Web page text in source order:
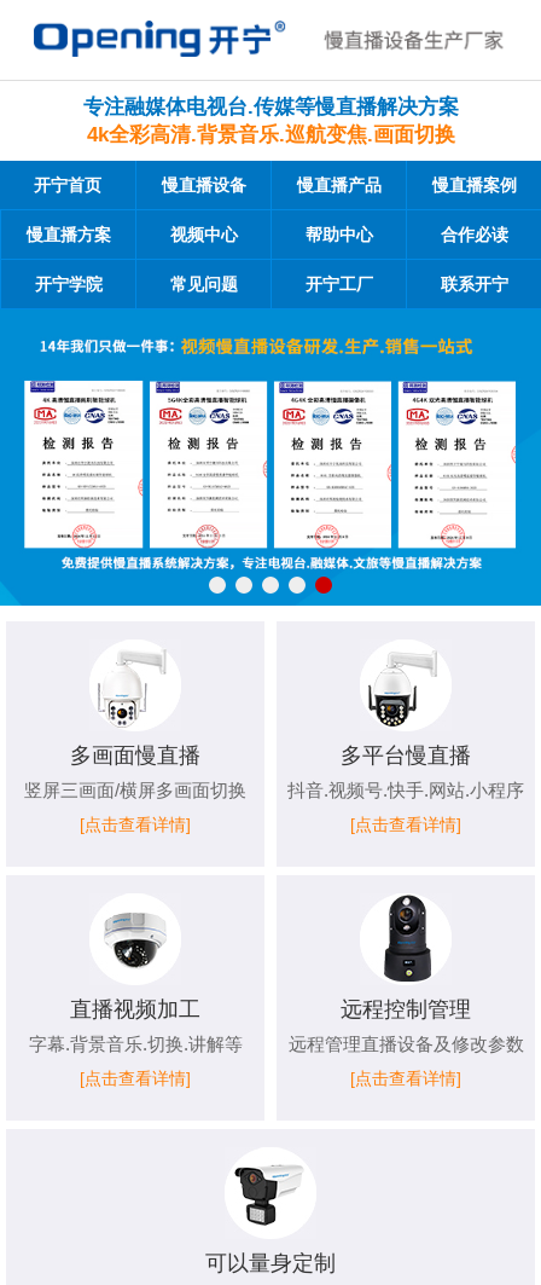
专注融媒体电视台.传媒等慢直播解决方案
4k全彩高清.背景音乐.巡航变焦.画面切换
开宁首页 慢直播设备 慢直播产品 慢直播案例
慢直播方案 视频中心 帮助中心 合作必读
开宁学院 常见问题 开宁工厂 联系开宁
多画面慢直播
竖屏三画面/横屏多画面切换
[点击查看详情]
多平台慢直播
抖音.视频号.快手.网站.小程序
[点击查看详情]
直播视频加工
字幕.背景音乐.切换.讲解等
[点击查看详情]
远程控制管理
远程管理直播设备及修改参数
[点击查看详情]
可以量身定制